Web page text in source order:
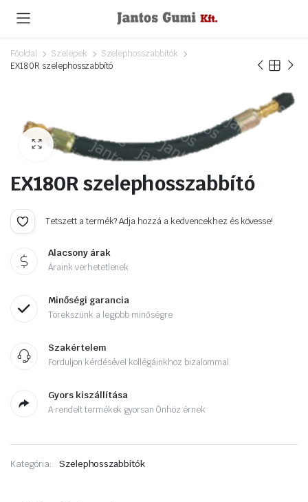
Főoldal Szelepek
Szelephosszabbítók
EX180R szelephosszabbító
EX180R szelephosszabbító
Tetszett a termék? Adja hozzá a kedvencekhez és kövesse!
Alacsony árak
Áraink verhetetlenek
Minőségi garancia
Törekszünk a legjobb minőségre
Szakértelem
Forduljon kérdésével kollégáinkhoz bizalommal
Gyors kiszállítása
A rendelt termékek gyorsan Önhöz érnek
Kategória: Szelephosszabbítók